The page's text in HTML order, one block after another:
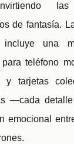
las
de fantasía.
una
teléfono
tarjetas
—cada
emocional